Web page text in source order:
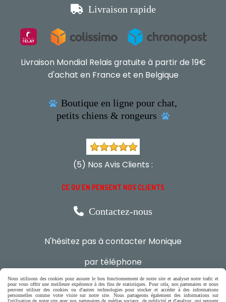
 Livraison rapide
Livraison Mondial Relais gratuite à partir de 19€
d'achat en France et en Belgique
 Boutique en ligne pour chat,
petits chiens & rongeurs

(5) Nos Avis Clients :
CE QU'EN PENSENT NOS CLIENTS
 Contactez-nous
N'hésitez pas à contacter Monique
par téléphone
0618321265
ou par message
Nous utilisons des cookies pour assurer le bon fonctionnement de notre site et analyser notre trafic et
pour vous offrir une meilleure expérience à des fins de statistiques. Pour cela, nos partenaires et nous
peuvent utiliser des cookies ou d'autres technologies pour stocker et accéder à des informations
personnelles comme votre visite sur notre site. Nous partageons également des informations sur
l'utilisation de notre site avec nos partenaires de médias sociaux, de publicité et d'analyse, qui peuvent